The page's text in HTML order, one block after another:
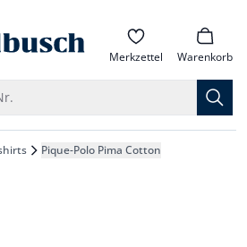
Startseite Merkzettel Warenkorb
Pique-Polo Pima Cotton